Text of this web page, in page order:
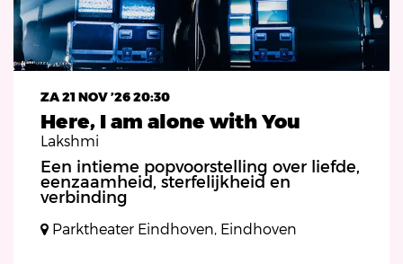
Here, I am alone with You
Lakshmi
ZA 21 NOV ’2620:30
Een intieme popvoorstelling over liefde,
eenzaamheid, sterfelijkheid en
verbinding
Parktheater Eindhoven, Eindhoven